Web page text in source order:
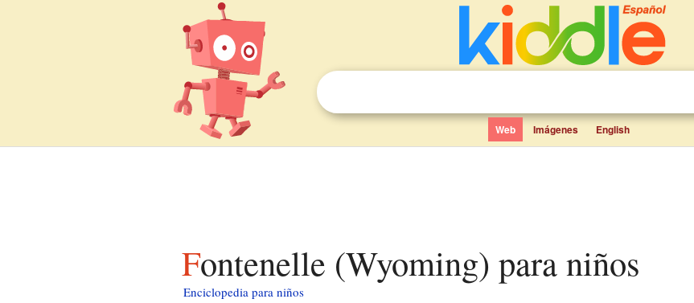
Web Imágenes English
Fontenelle (Wyoming) para niños
Enciclopedia para niños